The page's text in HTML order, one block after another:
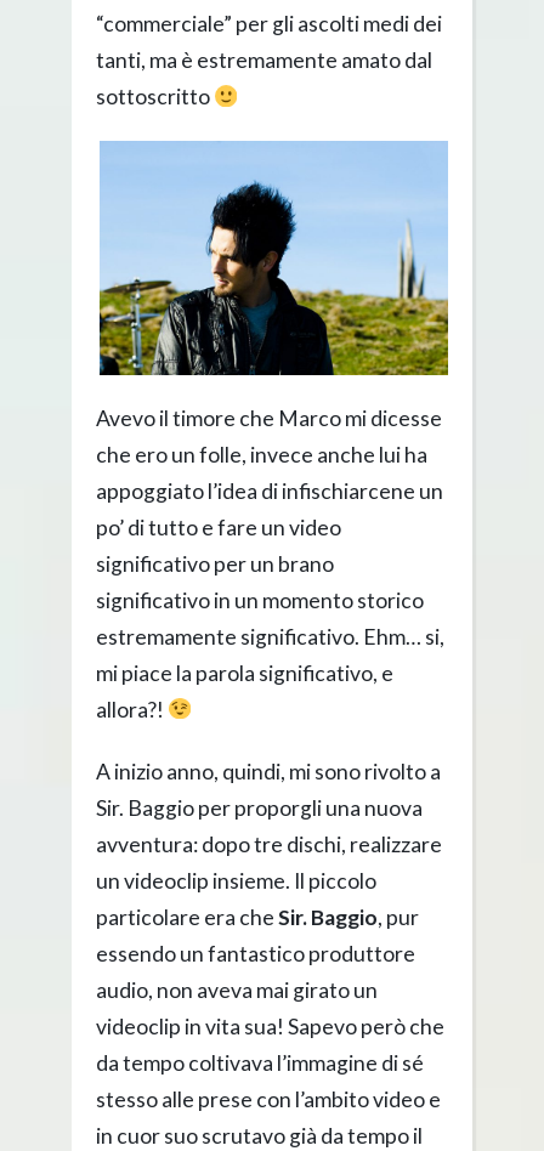
“commerciale” per gli ascolti medi dei
tanti, ma è estremamente amato dal
sottoscritto
Avevo il timore che Marco mi dicesse
che ero un folle, invece anche lui ha
appoggiato l’idea di infischiarcene un
po’ di tutto e fare un video
significativo per un brano
significativo in un momento storico
estremamente significativo. Ehm… si,
mi piace la parola significativo, e
allora?!
A inizio anno, quindi, mi sono rivolto a
Sir. Baggio per proporgli una nuova
avventura: dopo tre dischi, realizzare
un videoclip insieme. Il piccolo
particolare era cheSir. Baggio, pur
essendo un fantastico produttore
audio, non aveva mai girato un
videoclip in vita sua! Sapevo però che
da tempo coltivava l’immagine di sé
stesso alle prese con l’ambito video e
in cuor suo scrutavo già da tempo il